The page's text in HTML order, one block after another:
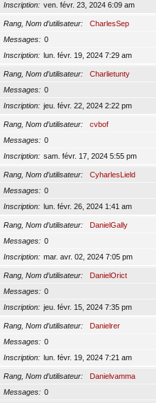
Inscription
ven. févr. 23, 2024 6:09 am
Rang, Nom d’utilisateur
CharlesSep
Messages
0
Inscription
lun. févr. 19, 2024 7:29 am
Rang, Nom d’utilisateur
Charlietunty
Messages
0
Inscription
jeu. févr. 22, 2024 2:22 pm
Rang, Nom d’utilisateur
cvbof
Messages
0
Inscription
sam. févr. 17, 2024 5:55 pm
Rang, Nom d’utilisateur
CyharlesLield
Messages
0
Inscription
lun. févr. 26, 2024 1:41 am
Rang, Nom d’utilisateur
DanielGally
Messages
0
Inscription
mar. avr. 02, 2024 7:05 pm
Rang, Nom d’utilisateur
DanielOrict
Messages
0
Inscription
jeu. févr. 15, 2024 7:35 pm
Rang, Nom d’utilisateur
Danielrer
Messages
0
Inscription
lun. févr. 19, 2024 7:21 am
Rang, Nom d’utilisateur
Danielvamma
Messages
0